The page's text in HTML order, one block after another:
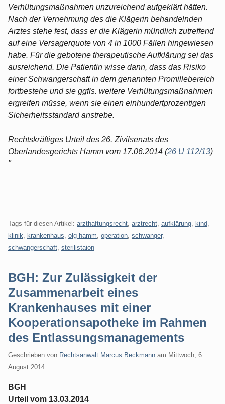
Verhütungsmaßnahmen unzureichend aufgeklärt hätten.
Nach der Vernehmung des die Klägerin behandelnden
Arztes stehe fest, dass er die Klägerin mündlich zutreffend
auf eine Versagerquote von 4 in 1000 Fällen hingewiesen
habe. Für die gebotene therapeutische Aufklärung sei das
ausreichend. Die Patientin wisse dann, dass das Risiko
einer Schwangerschaft in dem genannten Promillebereich
fortbestehe und sie ggfls. weitere Verhütungsmaßnahmen
ergreifen müsse, wenn sie einen einhundertprozentigen
Sicherheitsstandard anstrebe.
Rechtskräftiges Urteil des 26. Zivilsenats des
Oberlandesgerichts Hamm vom 17.06.2014 (26 U 112/13)
"
Tags für diesen Artikel: arzthaftungsrecht arztrecht aufklärung kind
klinik
krankenhaus olg hamm operation schwanger,
schwangerschaft sterilistaion
BGH: Zur Zulässigkeit der
Zusammenarbeit eines
Krankenhauses mit einer
Kooperationsapotheke im Rahmen
des Entlassungsmanagements
Geschrieben von Rechtsanwalt Marcus Beckmann am Mittwoch, 6.
August 2014
BGH
Urteil vom 13.03.2014